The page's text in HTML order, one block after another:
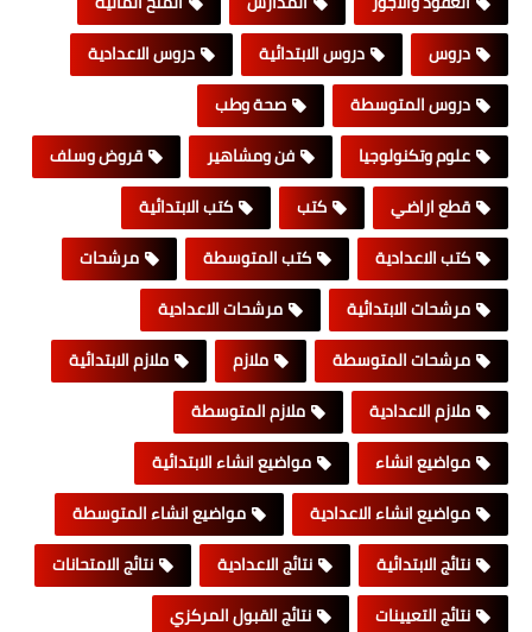
دروس
دروس الابتدائية
دروس الاعدادية
دروس المتوسطة
صحة وطب
علوم وتكنولوجيا
فن ومشاهير
قروض وسلف
قطع اراضي
كتب
كتب الابتدائية
كتب الاعدادية
كتب المتوسطة
مرشحات
مرشحات الابتدائية
مرشحات الاعدادية
مرشحات المتوسطة
ملازم
ملازم الابتدائية
ملازم الاعدادية
ملازم المتوسطة
مواضيع انشاء
مواضيع انشاء الابتدائية
مواضيع انشاء الاعدادية
مواضيع انشاء المتوسطة
نتائج الابتدائية
نتائج الاعدادية
نتائج الامتحانات
نتائج التعيينات
نتائج القبول المركزي